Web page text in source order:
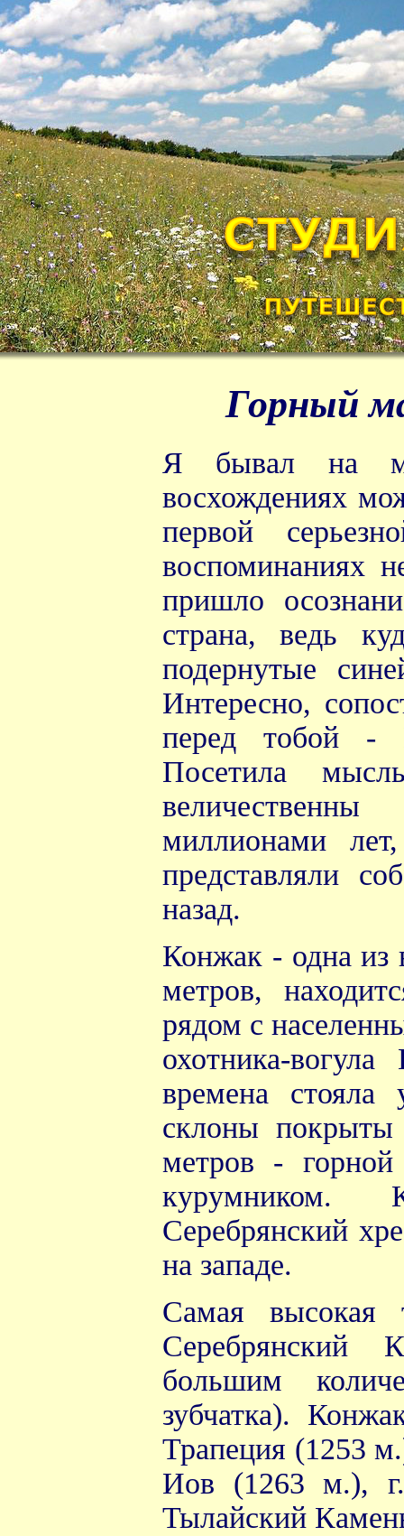
Горный
Я бывал на
восхождениях
первой
воспоминаниях
пришло
страна, ведь
подернутые
Интересно,
перед тобой -
Посетила
миллионами
представляли
назад.
Конжак - одна из
метров,
рядом с
охотника-
времена
склоны
метров -
курумником.
Серебрянский
на западе.
Самая высокая
Серебрянский
большим
зубчатка).
Трапеция (1253
Иов (1263 м.),
Тылайский